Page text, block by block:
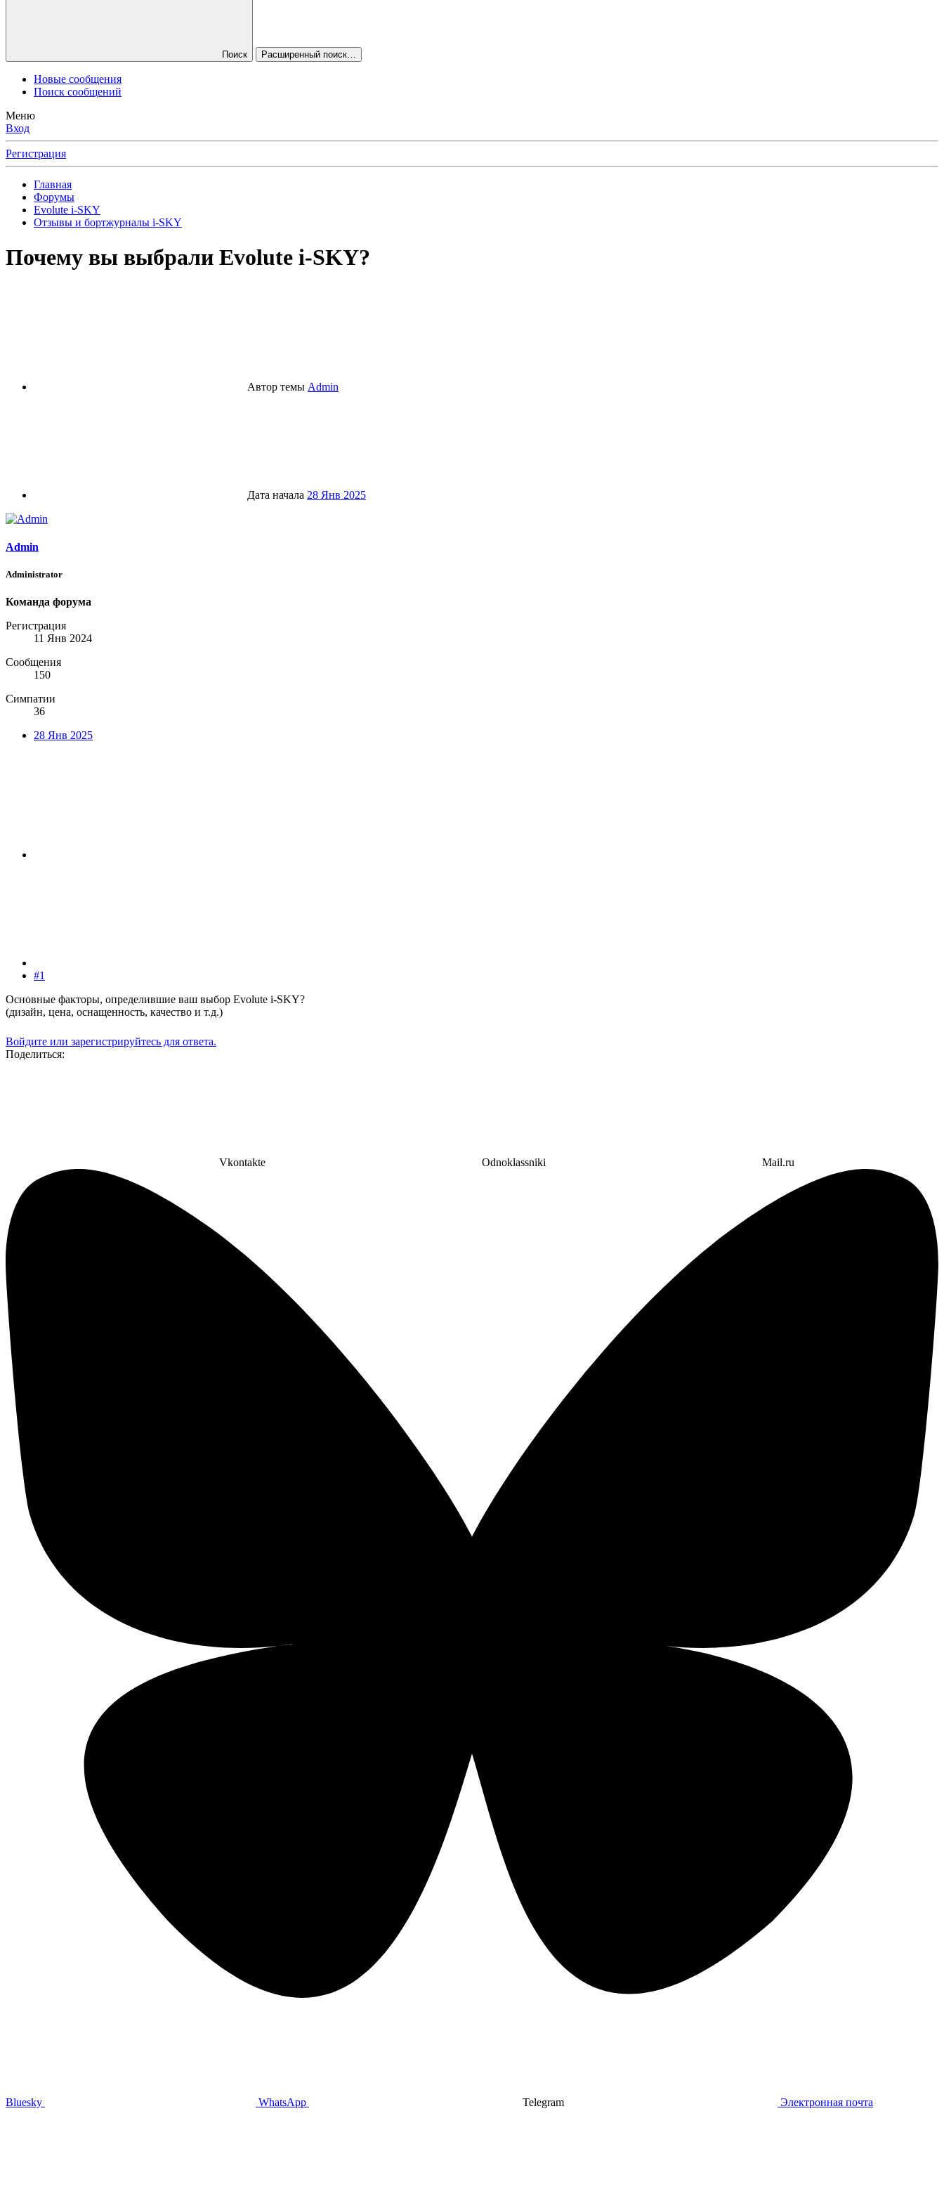
Поиск Расширенный поиск…
Новые сообщения
Поиск сообщений
Меню
Вход
Регистрация
Главная
Форумы
Evolute i⁠-SKY
Отзывы и бортжурналы i-SKY
Почему вы выбрали Evolute i-SKY?
Автор темы Admin
Дата начала 28 Янв 2025
Admin
Administrator
Команда форума
Регистрация
11 Янв 2024
Сообщения
150
Симпатии
36
28 Янв 2025
#1
Основные факторы, определившие ваш выбор Evolute i-SKY?
(дизайн, цена, оснащенность, качество и т.д.)
Войдите или зарегистрируйтесь для ответа.
Поделиться:
Vkontakte Odnoklassniki Mail.ru
Bluesky WhatsApp Telegram Электронная почта